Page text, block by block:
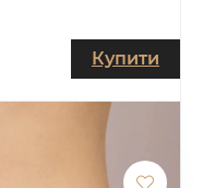
Купити